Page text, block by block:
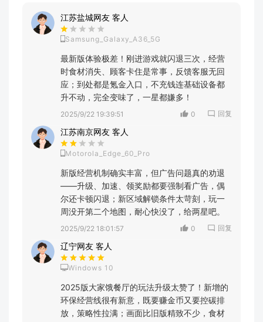
江苏盐城网友 客人
Samsung_Galaxy_A36_5G
最新版体验极差！刚进游戏就闪退三次，经营
时食材消失、顾客卡住是常事，反馈客服无回
应；到处都是氪金入口，不充钱连基础设备都
升不动，完全变味了，一星都嫌多！
2025/9/22 19:39:51 0 回复
江苏南京网友 客人
Motorola_Edge_60_Pro
新版经营机制确实丰富，但广告问题真的劝退
——升级、加速、领奖励都要强制看广告，偶
尔还卡顿闪退；新区域解锁条件太苛刻，玩一
周没开第二个地图，耐心快没了，给两星吧。
2025/9/22 18:01:57 0 回复
辽宁网友 客人
Windows 10
2025版大家饿餐厅的玩法升级太赞了！新增的
环保经营线很有新意，既要赚金币又要控碳排
放，策略性拉满；画面比旧版精致不少，食材